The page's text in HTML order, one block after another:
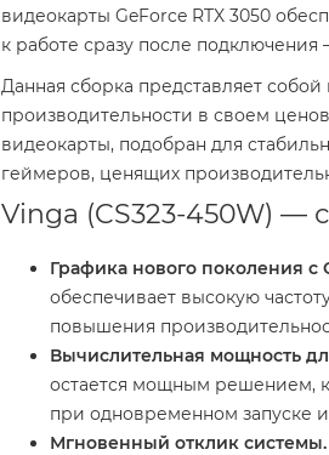
видеокарты GeForce RTX 3050
к работе сразу после
Данная сборка представляет
производительности в своем
видеокарты, подобран для
геймеров, ценящих
Vinga (CS323-450W) —
Графика нового поколения с
обеспечивает высокую
повышения
Вычислительная мощность
остается мощным решением,
при одновременном запуске
Мгновенный отклик системы.